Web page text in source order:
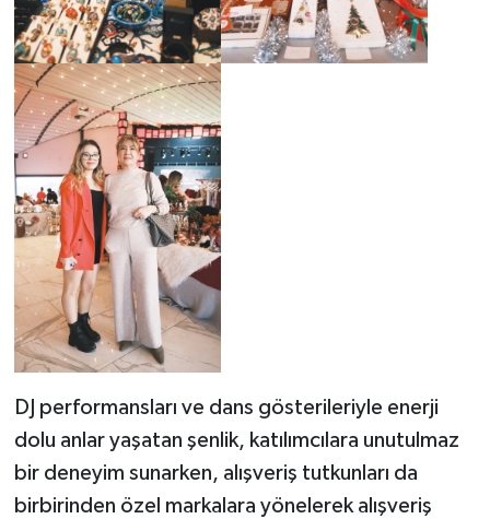
DJ performansları ve dans gösterileriyle enerji
dolu anlar yaşatan şenlik, katılımcılara unutulmaz
bir deneyim sunarken, alışveriş tutkunları da
birbirinden özel markalara yönelerek alışveriş